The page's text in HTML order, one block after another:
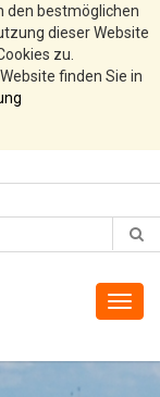
den bestmöglichen
dieser Website
zu.
finden Sie in